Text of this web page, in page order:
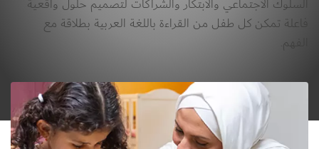
فاعلة تمكن كل طفل من القراءة باللغة العربية بطلاقة مع
الفهم.
الصورة